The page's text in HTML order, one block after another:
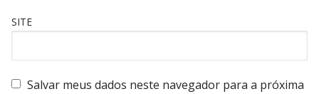
SITE
Salvar meus dados neste navegador para a próxima